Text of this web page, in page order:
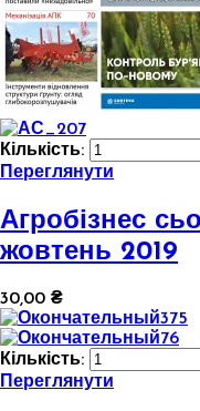
Кількість:
Переглянути
Агробізнес
жовтень 2019
30,00 ₴
Кількість:
Переглянути